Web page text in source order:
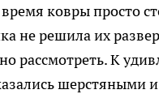
ковры просто
не решила их
рассмотреть. К
шерстяными